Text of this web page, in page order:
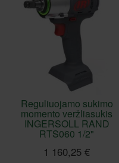
Reguliuojamo sukimo
momento veržliasukis
INGERSOLL RAND
RTS060 1/2"
1 160,25 €